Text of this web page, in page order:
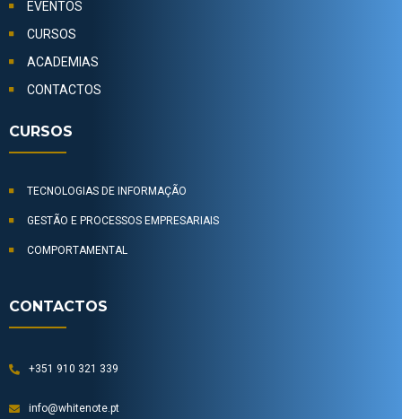
EVENTOS
CURSOS
ACADEMIAS
CONTACTOS
CURSOS
TECNOLOGIAS DE INFORMAÇÃO
GESTÃO E PROCESSOS EMPRESARIAIS
COMPORTAMENTAL
CONTACTOS
+351 910 321 339
info@whitenote.pt